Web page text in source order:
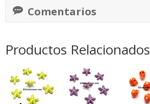
Comentarios
Productos Relacionados